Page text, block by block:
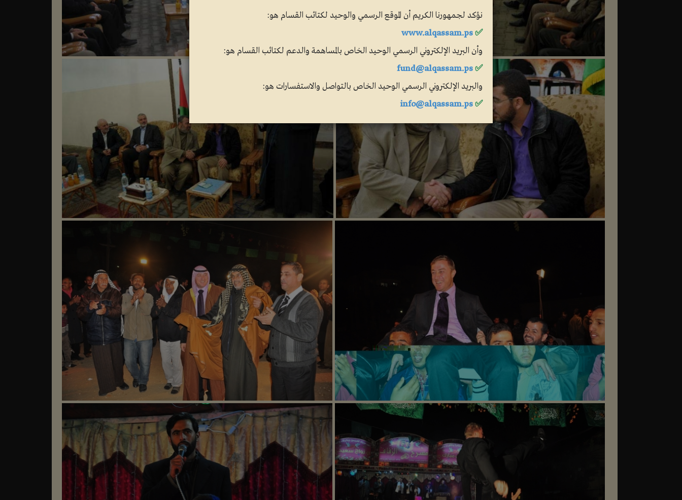
نؤكد لجمهورنا الكريم أن الموقع الرسمي والوحيد لكتائب القسام هو:
✅
www.alqassam.ps
وأن البريد الإلكتروني الرسمي الوحيد الخاص بالمساهمة والدعم لكتائب القسام هو:
✅
fund@alqassam.ps
والبريد الإلكتروني الرسمي الوحيد الخاص بالتواصل والاستفسارات هو:
✅
info@alqassam.ps